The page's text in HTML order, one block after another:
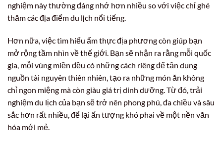
nghiệm này thường đáng nhớ hơn nhiều so với việc chỉ ghé
thăm các địa điểm du lịch nổi tiếng.
Hơn nữa, việc tìm hiểu ẩm thực địa phương còn giúp bạn
mở rộng tầm nhìn về thế giới. Bạn sẽ nhận ra rằng mỗi quốc
gia, mỗi vùng miền đều có những cách riêng để tận dụng
nguồn tài nguyên thiên nhiên, tạo ra những món ăn không
chỉ ngon miệng mà còn giàu giá trị dinh dưỡng. Từ đó, trải
nghiệm du lịch của bạn sẽ trở nên phong phú, đa chiều và sâu
sắc hơn rất nhiều, để lại ấn tượng khó phai về một nền văn
hóa mới mẻ.